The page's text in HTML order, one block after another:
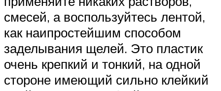
смесей, а воспользуйтесь лентой,
как наипростейшим способом
заделывания щелей. Это пластик
очень крепкий и тонкий, на одной
стороне имеющий сильно клейкий